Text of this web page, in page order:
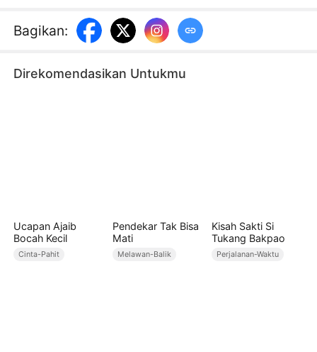
bertujuan menjebaknya, sementara dia
melindunginya dengan kekuatannya. Bersama -
Jones dan Vince Dale, menulis ulang takdir, dan
Bagikan:
Direkomendasikan Untukmu
Ucapan Ajaib
Bocah Kecil
Cinta-Pahit
Pendekar Tak Bisa
Mati
Melawan-Balik
Kisah Sakti Si
Tukang Bakpao
Perjalanan-Waktu